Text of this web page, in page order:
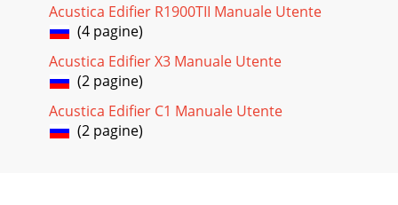
Acustica Edifier R1900TII Manuale Utente
(4 pagine)
Acustica Edifier X3 Manuale Utente
(2 pagine)
Acustica Edifier C1 Manuale Utente
(2 pagine)